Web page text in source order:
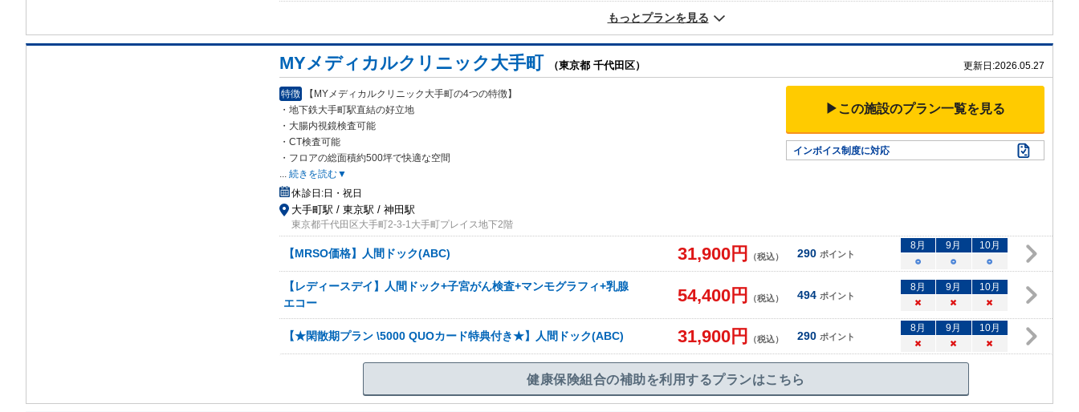
もっとプランを見る
MYメディカルクリニック大手町 （東京都 千代田区） 更新日:2026.05.27
特徴
【MYメディカルクリニック大手町の4つの特徴】
・地下鉄大手町駅直結の好立地
・大腸内視鏡検査可能
・CT検査可能
・フロアの総面積約500坪で快適な空間
... 続きを読む▼
休診日:日・祝日
大手町駅 / 東京駅 / 神田駅
東京都千代田区大手町2-3-1大手町プレイス地下2階
▶この施設のプラン一覧を見る
インボイス制度に対応
【MRSO価格】人間ドック(ABC) 31,900円 （税込） 290 ポイント
8月 9月 10月
○
○ ○
【レディースデイ】人間ドック+子宮がん検査+マンモグラフィ+乳腺
エコー
54,400円 （税込） 494 ポイント
8月 9月 10月
×
× ×
【★閑散期プラン \5000 QUOカード特典付き★】人間ドック(ABC) 31,900円 （税込） 290 ポイント
8月 9月 10月
×
× ×
健康保険組合の補助を利用するプランはこちら